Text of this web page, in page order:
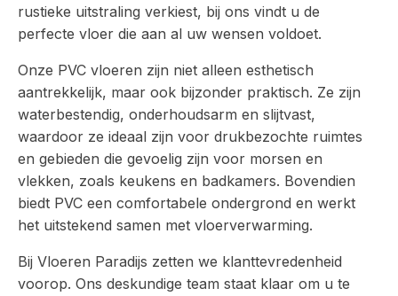
rustieke uitstraling verkiest, bij ons vindt u de
perfecte vloer die aan al uw wensen voldoet.
Onze PVC vloeren zijn niet alleen esthetisch
aantrekkelijk, maar ook bijzonder praktisch. Ze zijn
waterbestendig, onderhoudsarm en slijtvast,
waardoor ze ideaal zijn voor drukbezochte ruimtes
en gebieden die gevoelig zijn voor morsen en
vlekken, zoals keukens en badkamers. Bovendien
biedt PVC een comfortabele ondergrond en werkt
het uitstekend samen met vloerverwarming.
Bij Vloeren Paradijs zetten we klanttevredenheid
voorop. Ons deskundige team staat klaar om u te